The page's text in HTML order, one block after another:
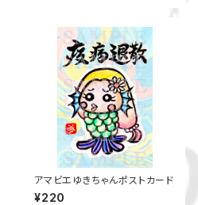
アマビエゆきちゃんポストカード
¥220